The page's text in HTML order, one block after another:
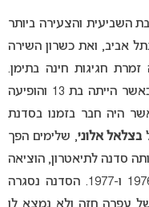
ב-19 בנובמבר 1957, כבת השביעית והצעירה ביותר
אביב, ואת כשרון השירה
חגיגות חינה בתימן.
פריצתה של עפרה הייתה בשנת 1971, כאשר הייתה בת 13 והופיעה
היה חבר בזמנו בסדנת
בצלאל אלוני, שלימים הפך
סדנה לתיאטרון, הוציאה
עפרה שלושה אלבומים, בשנים 1974, 1976 ו-1977. הסדנה נסגרה